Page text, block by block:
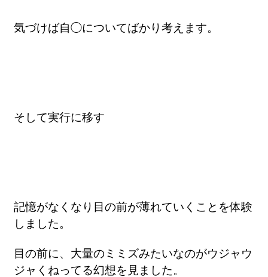
気づけば自◯についてばかり考えます。
そして実行に移す
記憶がなくなり目の前が薄れていくことを体験
しました。
目の前に、大量のミミズみたいなのがウジャウ
ジャくねってる幻想を見ました。